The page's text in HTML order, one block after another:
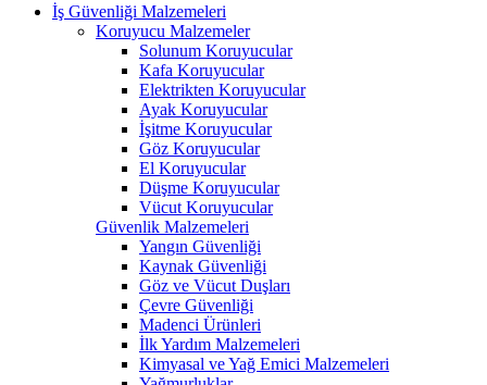
İş Güvenliği Malzemeleri
Koruyucu Malzemeler
Solunum Koruyucular
Kafa Koruyucular
Elektrikten Koruyucular
Ayak Koruyucular
İşitme Koruyucular
Göz Koruyucular
El Koruyucular
Düşme Koruyucular
Vücut Koruyucular
Güvenlik Malzemeleri
Yangın Güvenliği
Kaynak Güvenliği
Göz ve Vücut Duşları
Çevre Güvenliği
Madenci Ürünleri
İlk Yardım Malzemeleri
Kimyasal ve Yağ Emici Malzemeleri